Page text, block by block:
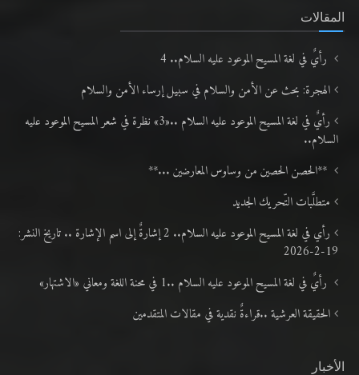
المقالات
رأيٌ في لغة المسيح الموعود عليه السلام.. 4
الهجرة: بحث عن الأمن والسلام في سبيل إرساء الأمن والسلام
رأيٌ في لغة المسيح الموعود عليه السلام ..«3» نظرة في شعر المسيح الموعود عليه
السلام..
**الحصن الحصين من وساوس المعارضين ...**
متطلَّبات التّحريك الجديد
رأي في لغة المسيح الموعود عليه السلام.. 2 إشارةٌ إلى اسم الإشارة .. تاريخ النشر:
19-2-2026
رأيٌ في لغة المسيح الموعود عليه السلام ..1 في محنة اللغة ومعاني «الاشتهار»
الحقيقة العرشية ..قراءةٌ نقدية في مقالات المتقدمين
الأخبار